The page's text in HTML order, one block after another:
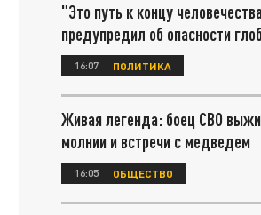
"Это путь к концу
предупредил об опасности
16:07 ПОЛИТИКА
Живая легенда: боец СВО
молнии и встречи с медведем
16:05 ОБЩЕСТВО